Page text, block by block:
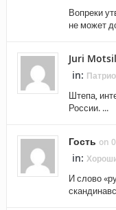
Вопреки
не может
Juri
in:
Штепа,
России. ...
Гость on
in:
И слово